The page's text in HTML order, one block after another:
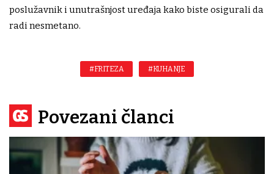
poslužavnik i unutrašnjost uređaja kako biste osigurali da
radi nesmetano.
#FRITEZA #KUHANJE
Povezani članci